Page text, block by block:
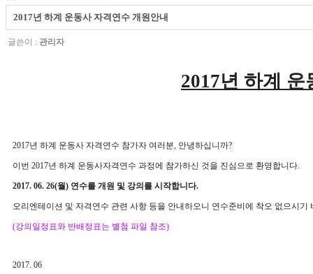
2017년 하계 운동사 자격연수 개원안내
글쓴이 : 관리자
2017년 하계
2017년 하계 운동사 자격연수 참가자 여러분, 안녕하십니까?
이번 2017년 하계 운동사자격연수 과정에 참가하신 것을 진심으로 환영합니다.
2017. 06. 26(월) 연수를 개원 및 강의를 시작합니다.
오리엔테이션 및 자격연수 관련 사항 등을 안내하오니 연수준비에 착오 없으시기
(강의일정표와 반배정표는 별첨 파일 참조)
2017. 06